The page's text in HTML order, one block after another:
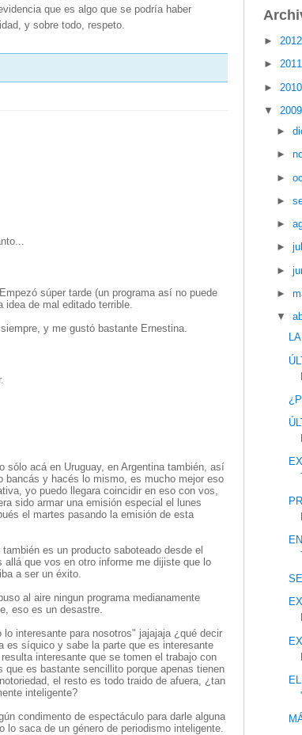
que es algo que se podría haber
y sobre todo, respeto.
súper tarde (un programa así no puede
idea de mal editado terrible.
y me gustó bastante Ernestina.
sólo acá en Uruguay, en Argentina también, así
bancás y hacés lo mismo, es mucho mejor eso
yo puedo llegara coincidir en eso con vos,
sido armar una emisión especial el lunes
el martes pasando la emisión de esta
es un producto saboteado desde el
que vos en otro informe me dijiste que lo
a ser un éxito.
al aire ningun programa medianamente
eso es un desastre.
interesante para nosotros" jajajaja ¿qué decir
es síquico y sabe la parte que es interesante
interesante que se tomen el trabajo con
es bastante sencillito porque apenas tienen
el resto es todo traido de afuera, ¿tan
inteligente?
condimento de espectáculo para darle alguna
lo saca de un género de periodismo inteligente.
►
►
►
▼
►
►
►
►
►
►
►
►
▼